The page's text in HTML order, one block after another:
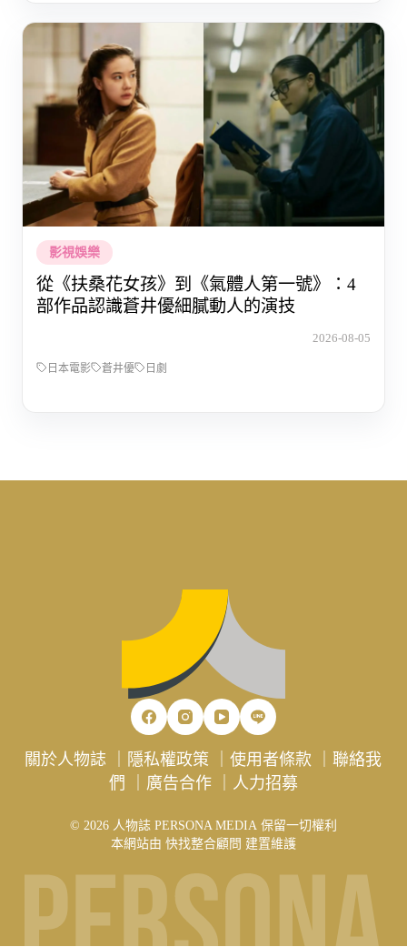
影視娛樂
從《扶桑花女孩》到《氣體人第一號》：4
部作品認識蒼井優細膩動人的演技
2026-08-05
日本電影 蒼井優 日劇
關於人物誌 隱私權政策 ｜使用者條款 ｜聯絡我
們
廣告合作｜ 人力招募
© 2026 人物誌 PERSONA MEDIA 保留一切權利
本網站由 快找整合顧問 建置維護